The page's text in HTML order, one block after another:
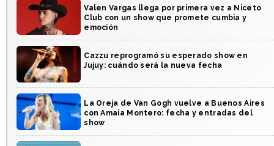
Valen Vargas llega por primera vez a Niceto
Club con un show que promete cumbia y
emoción
Cazzu reprogramó su esperado show en
Jujuy: cuándo será la nueva fecha
La Oreja de Van Gogh vuelve a Buenos Aires
con Amaia Montero: fecha y entradas del
show